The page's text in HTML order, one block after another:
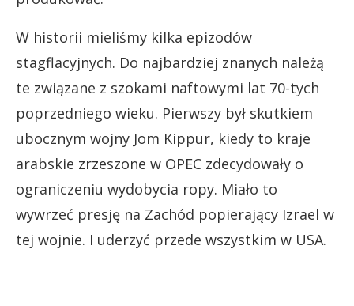
W historii mieliśmy kilka epizodów
stagflacyjnych. Do najbardziej znanych należą
te związane z szokami naftowymi lat 70-tych
poprzedniego wieku. Pierwszy był skutkiem
ubocznym wojny Jom Kippur, kiedy to kraje
arabskie zrzeszone w OPEC zdecydowały o
ograniczeniu wydobycia ropy. Miało to
wywrzeć presję na Zachód popierający Izrael w
tej wojnie. I uderzyć przede wszystkim w USA.